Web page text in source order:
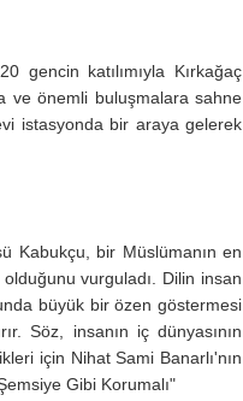
gencin katılımıyla Kırkağaç
ve önemli buluşmalara sahne
istasyonda bir araya gelerek
Kabukçu, bir Müslümanın en
vurguladı. Dilin insan
büyük bir özen göstermesi
Söz, insanın iç dünyasının
için Nihat Sami Banarlı'nın
Gibi Korumalı"